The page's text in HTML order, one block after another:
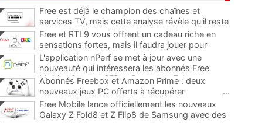
Free est déjà le champion des chaînes et
services TV, mais cette analyse révèle qu'il reste
encore au moins 141 ajouts possibles
Free et RTL9 vous offrent un cadeau riche en
sensations fortes, mais il faudra jouer pour
l'obtenir
L'application nPerf se met à jour avec une
nouveauté qui intéressera les abonnés Free
Mobile, Orange, SFR et Bouygues Telecom
Abonnés Freebox et Amazon Prime : deux
nouveaux jeux PC offerts à récupérer
...
Free Mobile lance officiellement les nouveaux
Galaxy Z Fold8 et Z Flip8 de Samsung avec des